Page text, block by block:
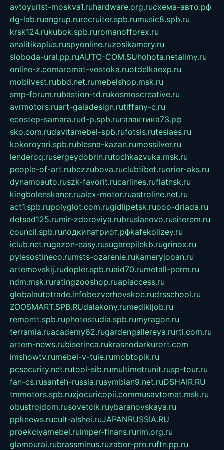
avtoyurist-moskva1.ruhardware.org.ruсхема-авто.рф
dg-lab.ruangrup.rurecruiter.spb.rumusic8.spb.ru
krsk124.rukubok.spb.ruromanofforex.ru
analitikaplus.ruspyonline.ruzosikamery.ru
sloboda-ural.pp.ruAUTO-COM.SUhohota.netalimy.ru
online-z.comaromat-vostoka.ruotdelkaexp.ru
mobilvest.rubbd.net.rumebelshop.msk.ru
smp-forum.rubastion-td.rukosmoscreative.ru
avrmotors.ruart-galadesign.rutiffany-c.ru
ecostep-samara.rud-p.spb.ruгалактика73.рф
sko.com.rudavitamebel-spb.rufotsis.rutesiaes.ru
kokoroyari.spb.rublesna-kazan.rumossilver.ru
lenderoq.rusergeydobrin.rutochkazvuka.msk.ru
people-of-art.rubezzubova.ruclubtibet.ruorior-aks.ru
dynamoauto.ruszk-favorit.rucarlines.ruflatnsk.ru
kingbolenskaner.rualex-motor.ruastroline.net.ru
act1.spb.rupolyglot.com.rugidlipetsk.ruooo-driada.ru
detsad125.rumir-zdoroviya.rubruslanovo.rusiterem.ru
council.spb.ruлодкипатриот.рфkafekolizey.ru
iclub.net.rugazon-easy.rusugarepilekb.rugrinox.ru
pylesostineco.rumsts-ozarenie.rukameryjooan.ru
artemovskij.rudopler.spb.ruaid70.rumetall-perm.ru
ndm.msk.ruratingzooshop.ruapiaccess.ru
globalautotrade.infobezverhovskoe.rudrsschool.ru
ZOOSMART.SPB.RUdalakony.rumedikijob.ru
remontt.spb.ruphotostudia.spb.rumyragon.ru
terramia.ruacademy62.rugardengallereya.rurti.com.ru
artem-news.rubiserinca.rukrasnodarkurort.com
imshowtv.rumebel-v-tule.rumobtopik.ru
pcsecurity.net.rutool-sib.rumultimetrunit.rusp-tour.ru
fan-cs.rusanteh-russia.rusymbian9.net.ruDSHAIR.RU
tmmotors.spb.ruxjocuricopii.commusavtomat.msk.ru
obustrojdom.rusovetcik.ruybaranovskaya.ru
ppknews.rucult-alshei.ruJAPANRUSSIA.RU
proekciyamebel.ruimper-finans.rurim.org.ru
glamourai.rubrassminus.ruzabor-pro.ruftn.pp.ru